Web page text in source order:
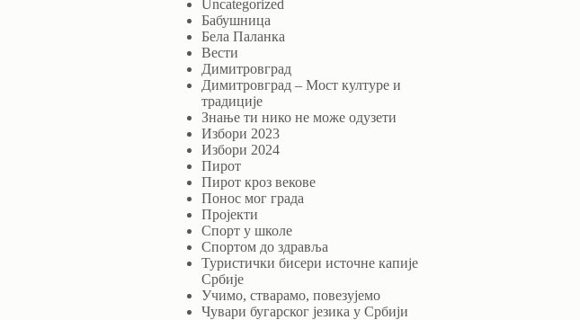
Uncategorized
Бабушница
Бела Паланка
Вести
Димитровград
Димитровград – Мост културе и
традиције
Знање ти нико не може одузети
Избори 2023
Избори 2024
Пирот
Пирот кроз векове
Понос мог града
Пројекти
Спорт у школе
Спортом до здравља
Туристички бисери источне капије
Србије
Учимо, стварамо, повезујемо
Чувари бугарског језика у Србији